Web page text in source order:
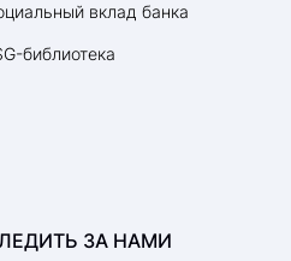
вклад банка
библиотека
ЗА НАМИ